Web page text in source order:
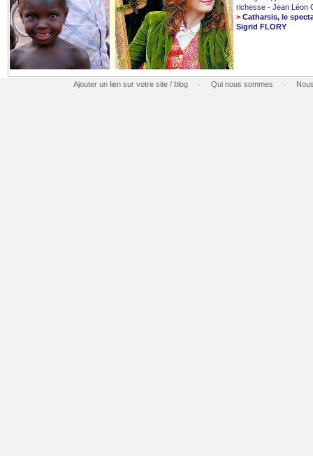
richesse - Jean Léon
> Catharsis, le
Sigrid FLORY
Ajouter un lien sur votre site / blog - Qui nous sommes -